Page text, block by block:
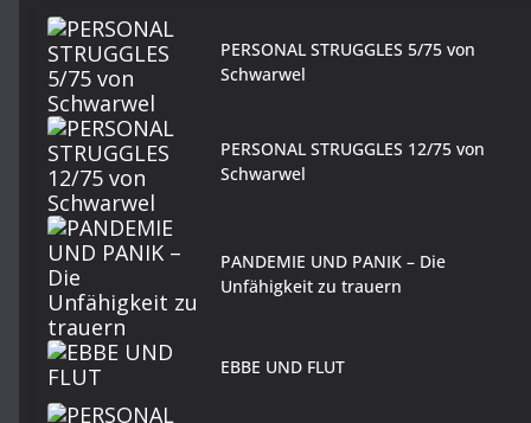
PERSONAL STRUGGLES 5/75 von
Schwarwel
PERSONAL STRUGGLES 12/75 von
Schwarwel
PANDEMIE UND PANIK – Die
Unfähigkeit zu trauern
EBBE UND FLUT